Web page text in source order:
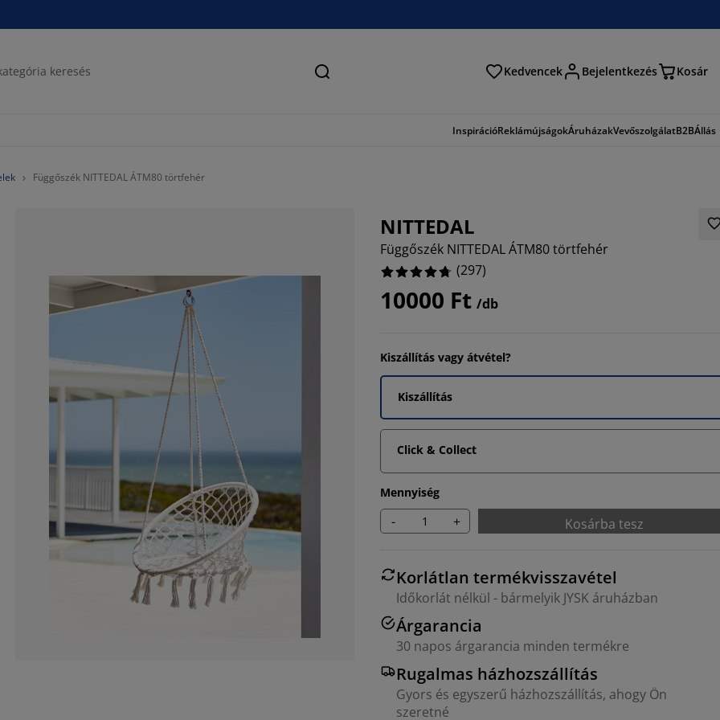
Keresés Kedvencek Bejelentkezés Kosár
InspirációReklámújságokÁruházakVevőszolgálatB2BÁllás
Függőszék NITTEDAL ÁTM80 törtfehér
NITTEDAL
Függőszék NITTEDAL ÁTM80 törtfehér
(297)
10000 Ft /db
Kiszállítás vagy átvétel?
Kiszállítás
Click & Collect
Mennyiség
- + Kosárba tesz
Korlátlan termékvisszavétel
Időkorlát nélkül - bármelyik JYSK áruházban
Árgarancia
30 napos árgarancia minden termékre
Rugalmas házhozszállítás
Gyors és egyszerű házhozszállítás, ahogy Ön
szeretné
4.040404040404041%
2.6936026936026933%